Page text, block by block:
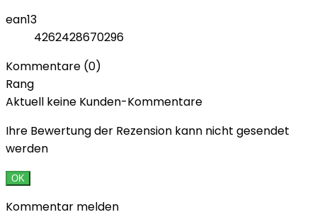
ean13
4262428670296
Kommentare (0)
Rang
Aktuell keine Kunden-Kommentare
Ihre Bewertung der Rezension kann nicht gesendet
werden
OK
Kommentar melden